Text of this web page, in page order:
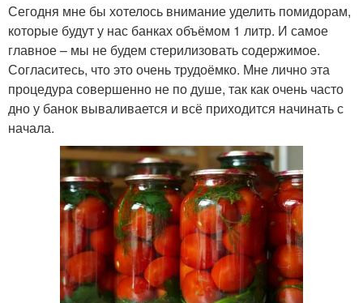
Сегодня мне бы хотелось внимание уделить помидорам,
которые будут у нас банках объёмом 1 литр. И самое
главное – мы не будем стерилизовать содержимое.
Согласитесь, что это очень трудоёмко. Мне лично эта
процедура совершенно не по душе, так как очень часто
дно у банок вываливается и всё приходится начинать с
начала.